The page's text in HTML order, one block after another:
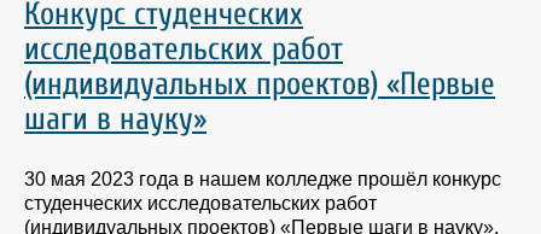
Конкурс студенческих
исследовательских работ
(индивидуальных проектов) «Первые
шаги в науку»
30 мая 2023 года в нашем колледже прошёл конкурс
студенческих исследовательских работ
(индивидуальных проектов) «Первые шаги в науку».